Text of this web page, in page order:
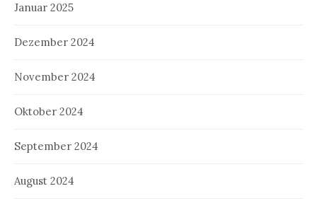
Januar 2025
Dezember 2024
November 2024
Oktober 2024
September 2024
August 2024